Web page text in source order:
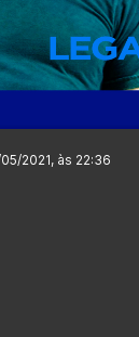
2021, às 22:36